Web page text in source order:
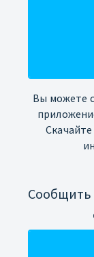
Вы можете
Сообщить